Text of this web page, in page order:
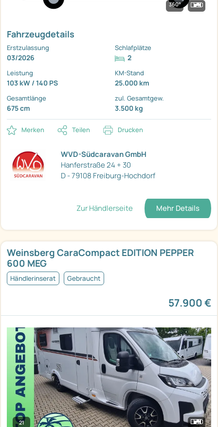
360°
Fahrzeugdetails
Erstzulassung
03/2026
Schlafplätze
2
Leistung
103 kW / 140 PS
KM-Stand
25.000 km
Gesamtlänge
675 cm
zul. Gesamtgew.
3.500 kg
Merken Teilen Drucken
WVD-Südcaravan GmbH
Hanferstraße 24 + 30
D - 79108 Freiburg-Hochdorf
Zur Händlerseite Mehr Details
Weinsberg CaraCompact EDITION PEPPER
600 MEG
Händlerinserat Gebraucht
57.900 €
21